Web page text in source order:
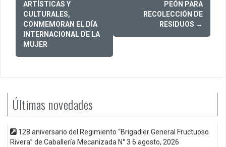
navigation
ARTÍSTICAS Y
CULTURALES,
CONMEMORAN EL DÍA
INTERNACIONAL DE LA
MUJER
PEÓN PARA
RECOLECCIÓN DE
RESIDUOS →
Últimas novedades
128 aniversario del Regimiento “Brigadier General Fructuoso
Rivera” de Caballería Mecanizada N° 3 6 agosto, 2026